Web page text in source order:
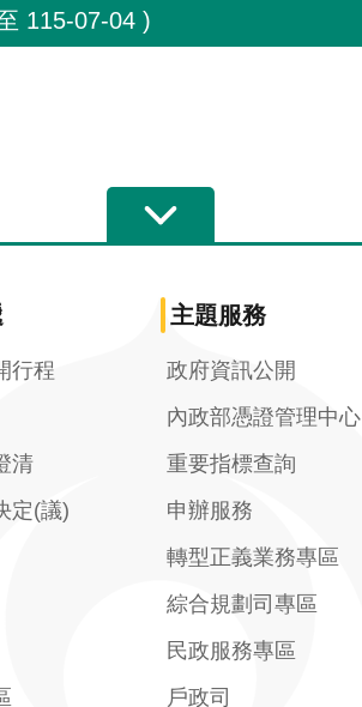
115-07-04 )
行程
清
定(議)
主題服務
政府資訊公開
內政部憑證管理中心
重要指標查詢
申辦服務
轉型正義業務專區
綜合規劃司專區
民政服務專區
戶政司